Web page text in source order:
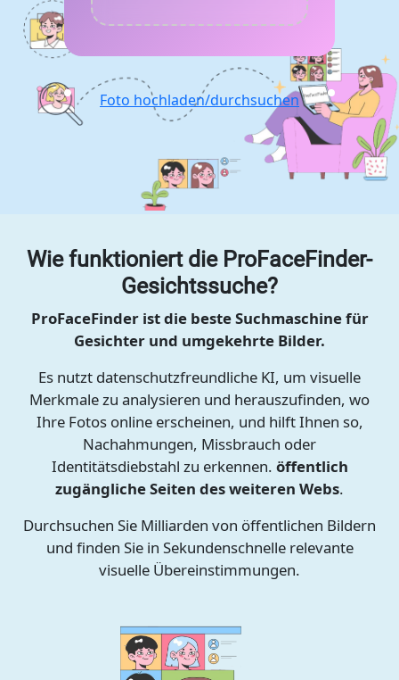
Foto hochladen/durchsuchen
Wie funktioniert die ProFaceFinder-
Gesichtssuche?
ProFaceFinder ist die beste Suchmaschine für
Gesichter und umgekehrte Bilder.
Es nutzt datenschutzfreundliche KI, um visuelle
Merkmale zu analysieren und herauszufinden, wo
Ihre Fotos online erscheinen, und hilft Ihnen so,
Nachahmungen, Missbrauch oder
Identitätsdiebstahl zu erkennen. öffentlich
zugängliche Seiten des weiteren Webs.
Durchsuchen Sie Milliarden von öffentlichen Bildern
und finden Sie in Sekundenschnelle relevante
visuelle Übereinstimmungen.